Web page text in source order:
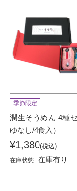
季節限定
潤生そうめん 4種
ゆなし/4食入）
¥1,380(税込)
在庫状態 : 在庫有り